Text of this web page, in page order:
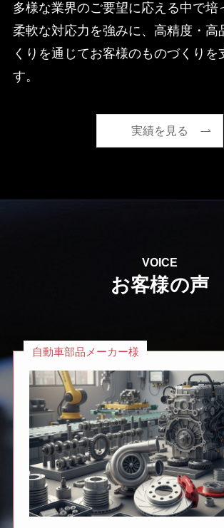
多様な業界のご要望に応える中で培
柔軟な対応力を強みに、高精度・高
くりを通じてお客様のものづくりを
す。
実績を見る
VOICE
お客様の声
自動車部品メーカー様